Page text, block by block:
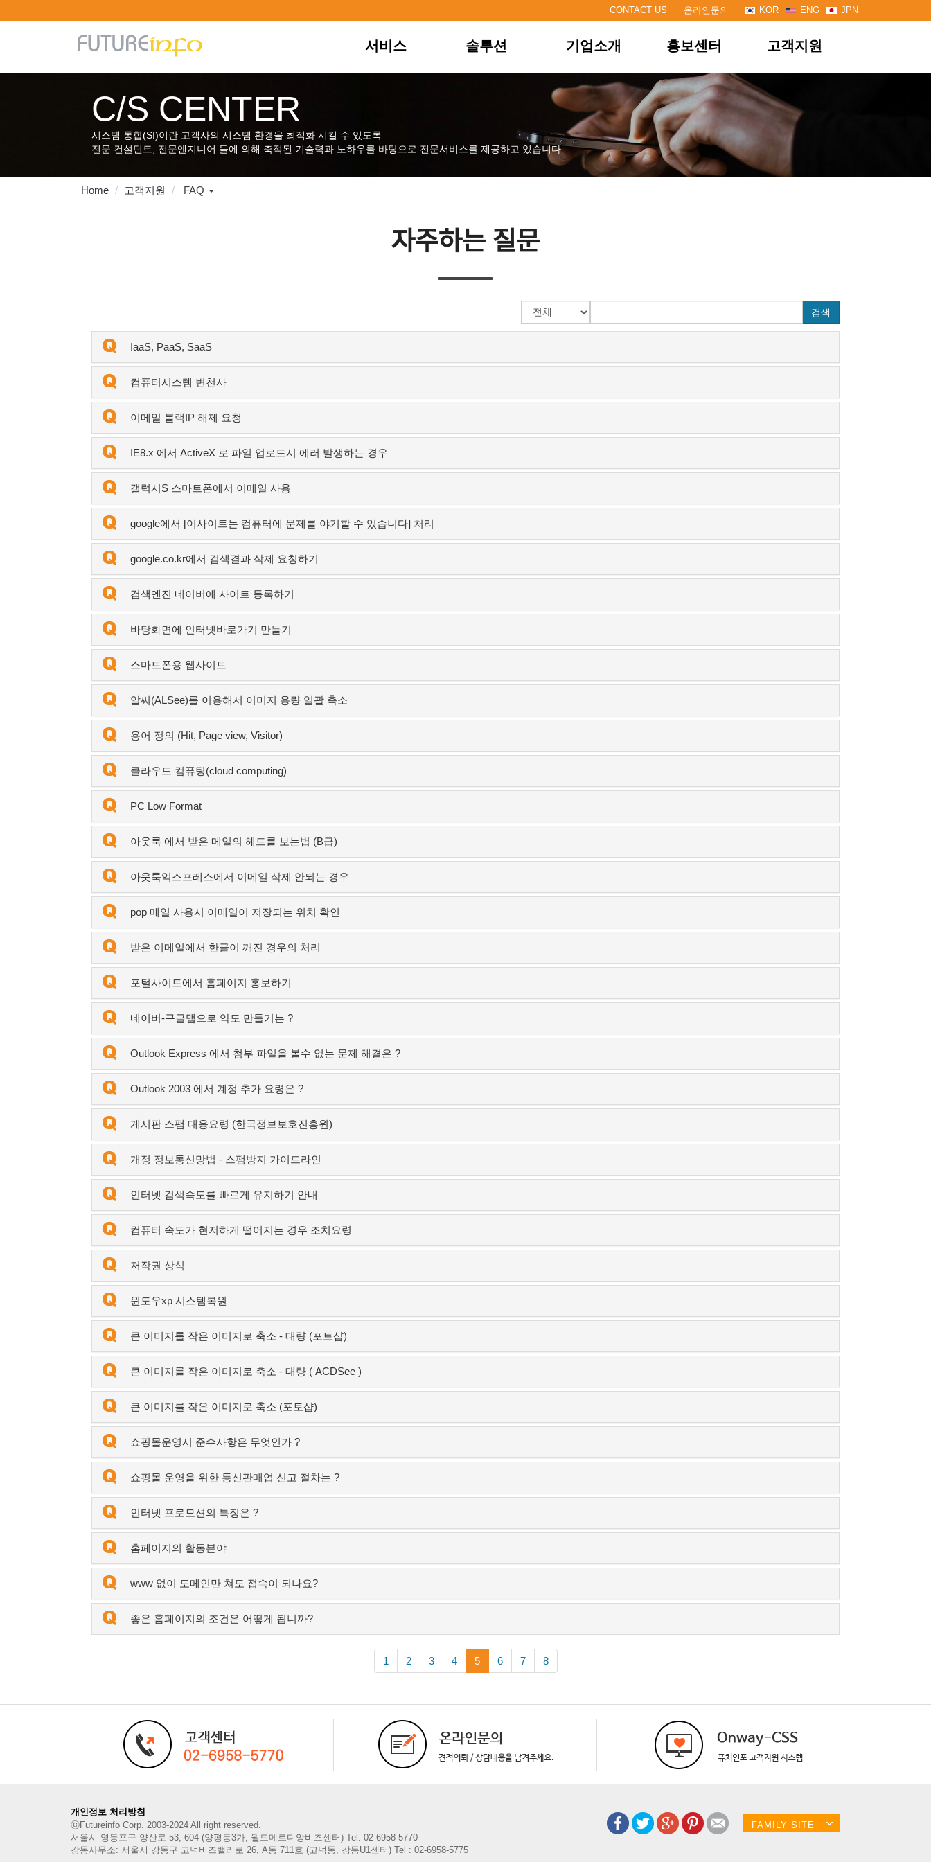
CONTACT US 온라인문의 KOR ENG JPN
기업의 미래를 좌우하는 정보시스템을
효율적으로 개발하고 유용한 솔루션을 경쟁력있게
제공하는 전문기업
(주)퓨처인포
서비스
아웃소싱
컨설팅
솔루션
매장용 솔루션
교회용 솔루션
기업소개
기업개요
CEO인사
비전
브랜드
조직도
홍보센터
기업 프로젝트
학교 프로젝트
고객지원
온라인 문의
고객전용방
C/S CENTER
시스템 통합(SI)이란 고객사의 시스템 환경을 최적화 시킬 수 있도록
전문 컨설턴트, 전문엔지니어 들에 의해 축적된 기술력과 노하우를 바탕으로 전문서비스를 제공하고 있습니다.
Home 고객지원 FAQ
Toggle
자주하는 질문
IaaS, PaaS, SaaS
컴퓨터시스템 변천사
이메일 블랙IP 해제 요청
IE8.x 에서 ActiveX 로 파일 업로드시 에러 발생하는 경우
갤럭시S 스마트폰에서 이메일 사용
google에서 [이사이트는 컴퓨터에 문제를 야기할 수 있습니다] 처리
google.co.kr에서 검색결과 삭제 요청하기
검색엔진 네이버에 사이트 등록하기
바탕화면에 인터넷바로가기 만들기
스마트폰용 웹사이트
알씨(ALSee)를 이용해서 이미지 용량 일괄 축소
용어 정의 (Hit, Page view, Visitor)
클라우드 컴퓨팅(cloud computing)
PC Low Format
아웃룩 에서 받은 메일의 헤드를 보는법 (B급)
아웃룩익스프레스에서 이메일 삭제 안되는 경우
pop 메일 사용시 이메일이 저장되는 위치 확인
받은 이메일에서 한글이 깨진 경우의 처리
포털사이트에서 홈페이지 홍보하기
네이버-구글맵으로 약도 만들기는 ?
Outlook Express 에서 첨부 파일을 볼수 없는 문제 해결은 ?
Outlook 2003 에서 계정 추가 요령은 ?
게시판 스팸 대응요령 (한국정보보호진흥원)
개정 정보통신망법 - 스팸방지 가이드라인
인터넷 검색속도를 빠르게 유지하기 안내
컴퓨터 속도가 현저하게 떨어지는 경우 조치요령
저작권 상식
윈도우xp 시스템복원
큰 이미지를 작은 이미지로 축소 - 대량 (포토샵)
큰 이미지를 작은 이미지로 축소 - 대량 ( ACDSee )
큰 이미지를 작은 이미지로 축소 (포토샵)
쇼핑몰운영시 준수사항은 무엇인가 ?
쇼핑몰 운영을 위한 통신판매업 신고 절차는 ?
인터넷 프로모션의 특징은 ?
홈페이지의 활동분야
www 없이 도메인만 쳐도 접속이 되나요?
좋은 홈페이지의 조건은 어떻게 됩니까?
1 2 3 4 5 6 7 8
개인정보 처리방침
ⓒFutureinfo Corp. 2003-2024 All right reserved.
서울시 영등포구 양산로 53, 604 (양평동3가, 월드메르디앙비즈센터) Tel: 02-6958-5770
강동사무소: 서울시 강동구 고덕비즈밸리로 26, A동 711호 (고덕동, 강동U1센터) Tel : 02-6958-5775
FAMILY SITE